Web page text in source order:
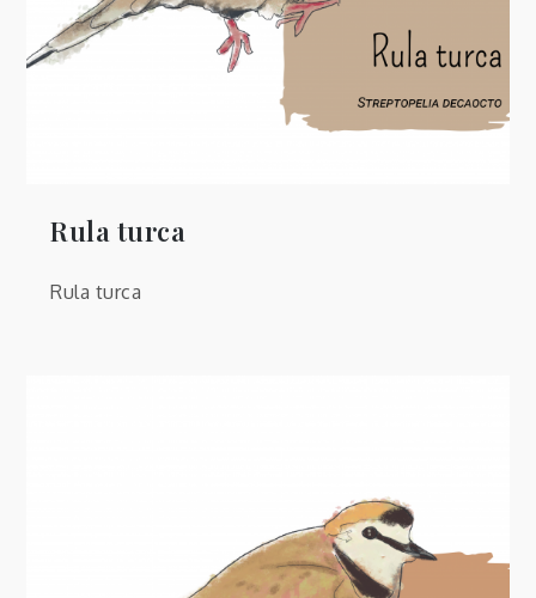
Rula turca
Rula turca